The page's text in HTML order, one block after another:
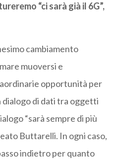
“ci sarà già il 6G”,
cambiamento
muoversi e
opportunità per
dialogo di dati tra oggetti
“sarà sempre di più
Buttarelli. In ogni caso,
indietro per quanto